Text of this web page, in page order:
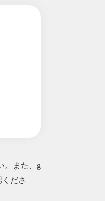
。また、g
ださ